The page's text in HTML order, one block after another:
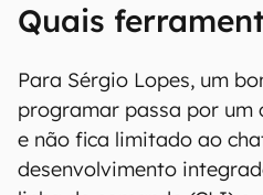
Quais
Para Sérgio Lopes, um
programar passa por um
e não fica limitado ao
desenvolvimento